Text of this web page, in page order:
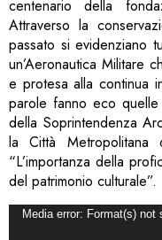
centenario della
Attraverso la
passato si evidenziano
un’Aeronautica Militare
e protesa alla continua
parole fanno eco
della Soprintendenza
la Città
“L’importanza della
del patrimonio culturale”.
Video
Media error: Format(s) not